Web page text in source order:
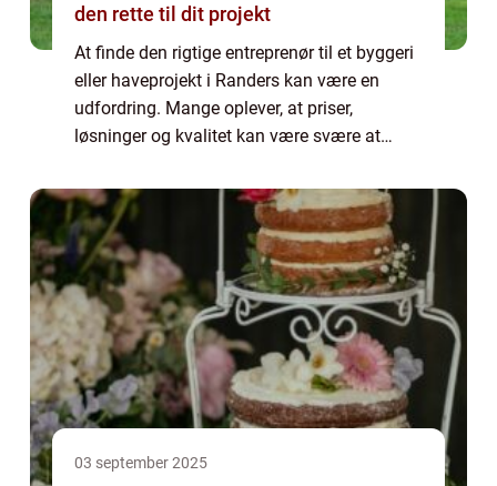
den rette til dit projekt
At finde den rigtige entreprenør til et byggeri
eller haveprojekt i Randers kan være en
udfordring. Mange oplever, at priser,
løsninger og kvalitet kan være svære at
over, hvad du skal være opmærksom på, n...
03 september 2025